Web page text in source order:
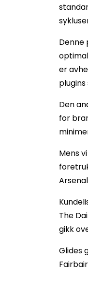
Denne
er
Den
for
Mens
The
gikk
Glides